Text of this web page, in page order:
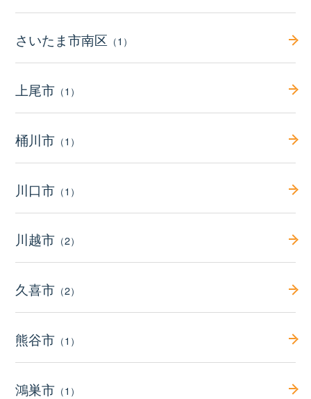
さいたま市南区 （1）
上尾市 （1）
桶川市 （1）
川口市 （1）
川越市 （2）
久喜市 （2）
熊谷市 （1）
鴻巣市 （1）